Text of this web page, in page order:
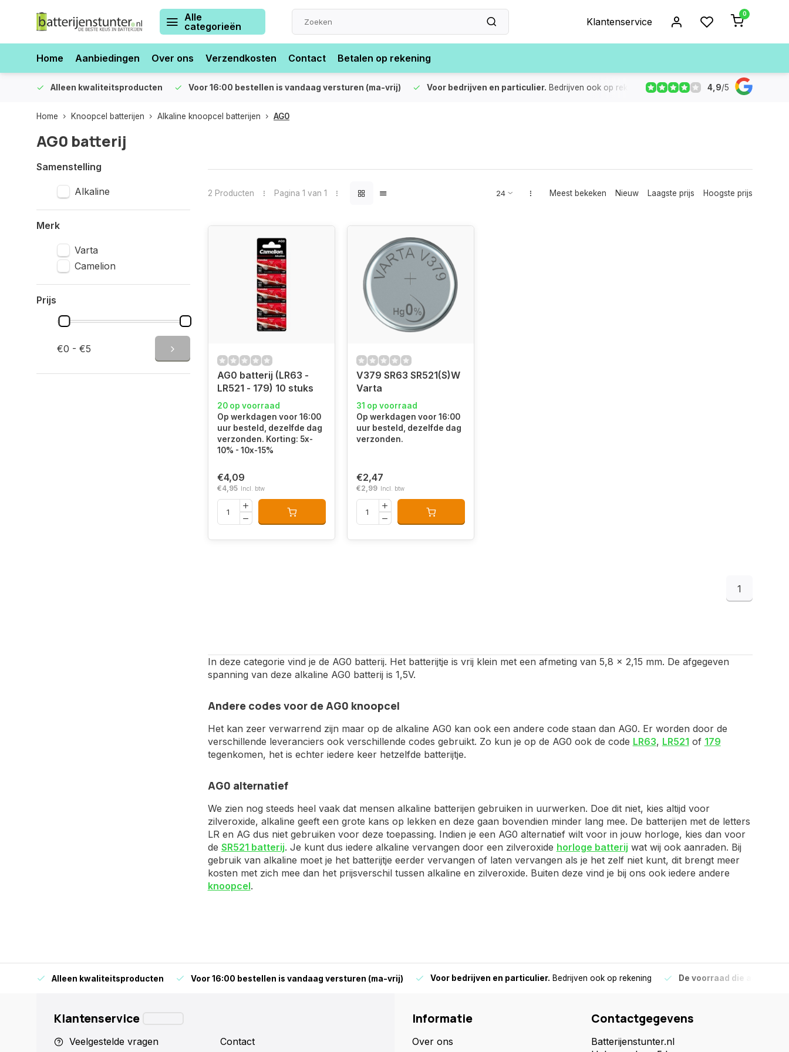
Alle
categorieën
Klantenservice
0
Home Aanbiedingen Over ons Verzendkosten Contact Betalen op rekening
Alleen kwaliteitsproducten Voor 16:00 bestellen is vandaag versturen (ma-vrij) Voor bedrijven en particulier. Bedrijven ook op rekening De voorraad die
4,9/5
Home Knoopcel batterijen Alkaline knoopcel batterijen AG0
AG0 batterij
Samenstelling
Alkaline
Merk
Varta
Camelion
Prijs
€0 - €5
2 Producten Pagina 1 van 1 Meest bekeken Nieuw Laagste prijs Hoogste prijs
AG0 batterij (LR63 -
LR521 - 179) 10 stuks
20 op voorraad
Op werkdagen voor 16:00
uur besteld, dezelfde dag
verzonden. Korting: 5x-
10% - 10x-15%
€4,09
€4,95 Incl. btw
V379 SR63 SR521(S)W
Varta
31 op voorraad
Op werkdagen voor 16:00
uur besteld, dezelfde dag
verzonden.
€2,47
€2,99 Incl. btw
1
In deze categorie vind je de AG0 batterij. Het batterijtje is vrij klein met een afmeting van 5,8 x 2,15 mm. De afgegeven
spanning van deze alkaline AG0 batterij is 1,5V.
Andere codes voor de AG0 knoopcel
Het kan zeer verwarrend zijn maar op de alkaline AG0 kan ook een andere code staan dan AG0. Er worden door de
verschillende leveranciers ook verschillende codes gebruikt. Zo kun je op de AG0 ook de code LR63, LR521 of 179
tegenkomen, het is echter iedere keer hetzelfde batterijtje.
AG0 alternatief
We zien nog steeds heel vaak dat mensen alkaline batterijen gebruiken in uurwerken. Doe dit niet, kies altijd voor
zilveroxide, alkaline geeft een grote kans op lekken en deze gaan bovendien minder lang mee. De batterijen met de letters
LR en AG dus niet gebruiken voor deze toepassing. Indien je een AG0 alternatief wilt voor in jouw horloge, kies dan voor
de SR521 batterij. Je kunt dus iedere alkaline vervangen door een zilveroxide horloge batterij wat wij ook aanraden. Bij
gebruik van alkaline moet je het batterijtje eerder vervangen of laten vervangen als je het zelf niet kunt, dit brengt meer
kosten met zich mee dan het prijsverschil tussen alkaline en zilveroxide. Buiten deze vind je bij ons ook iedere andere
knoopcel.
Alleen kwaliteitsproducten Voor 16:00 bestellen is vandaag versturen (ma-vrij) Voor bedrijven en particulier. Bedrijven ook op rekening De voorraad die
Klantenservice
Veelgestelde vragen
Contact
Informatie
Over ons
Contactgegevens
Batterijenstunter.nl